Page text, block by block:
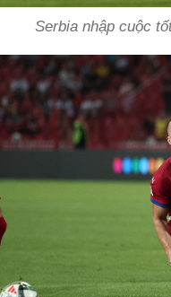
Serbia nhập cuộc